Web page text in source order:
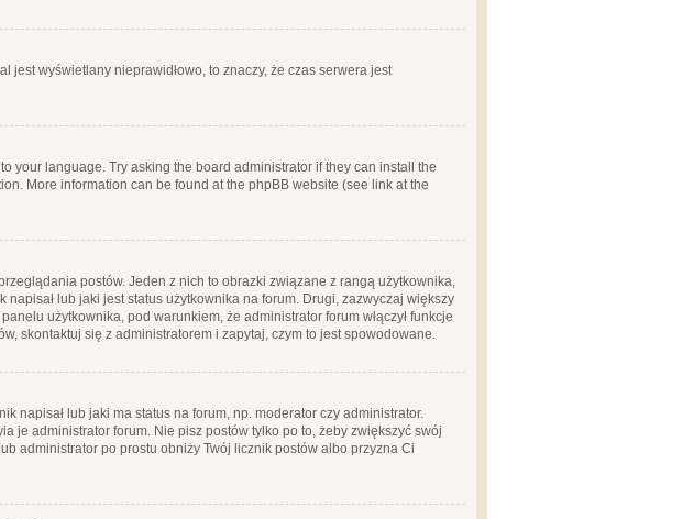
jest wyświetlany nieprawidłowo, to znaczy, że czas serwera jest
your language. Try asking the board administrator if they can install the
More information can be found at the phpBB website (see link at the
postów. Jeden z nich to obrazki związane z rangą użytkownika,
lub jaki jest status użytkownika na forum. Drugi, zazwyczaj większy
użytkownika, pod warunkiem, że administrator forum włączył funkcje
skontaktuj się z administratorem i zapytaj, czym to jest spowodowane.
napisał lub jaki ma status na forum, np. moderator czy administrator.
je administrator forum. Nie pisz postów tylko po to, żeby zwiększyć swój
administrator po prostu obniży Twój licznik postów albo przyzna Ci